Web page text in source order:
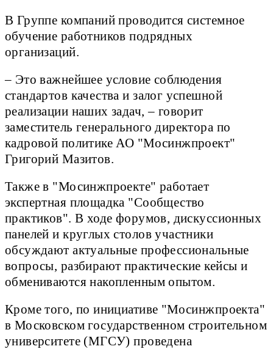
В Группе компаний проводится системное
обучение работников подрядных
организаций.
– Это важнейшее условие соблюдения
стандартов качества и залог успешной
реализации наших задач, – говорит
заместитель генерального директора по
кадровой политике АО "Мосинжпроект"
Григорий Мазитов.
Также в "Мосинжпроекте" работает
экспертная площадка "Сообщество
практиков". В ходе форумов, дискуссионных
панелей и круглых столов участники
обсуждают актуальные профессиональные
вопросы, разбирают практические кейсы и
обмениваются накопленным опытом.
Кроме того, по инициативе "Мосинжпроекта"
в Московском государственном строительном
университете (МГСУ) проведена